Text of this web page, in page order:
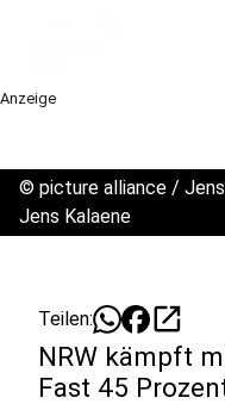
Anzeige
© picture alliance /
Jens Kalaene
Teilen: open_in_new
NRW kämpft
Fast 45